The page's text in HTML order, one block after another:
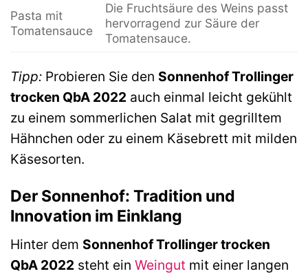
Pasta mit
Tomatensauce
Die Fruchtsäure des Weins passt
hervorragend zur Säure der
Tomatensauce.
Tipp: Probieren Sie den Sonnenhof Trollinger
trocken QbA 2022 auch einmal leicht gekühlt
zu einem sommerlichen Salat mit gegrilltem
Hähnchen oder zu einem Käsebrett mit milden
Käsesorten.
Der Sonnenhof: Tradition und
Innovation im Einklang
Hinter dem Sonnenhof Trollinger trocken
QbA 2022 steht ein Weingut mit einer langen